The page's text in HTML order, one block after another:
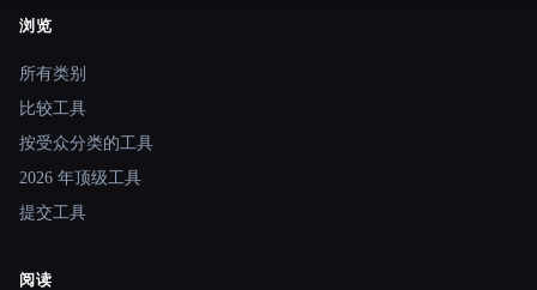
Site navigation
浏览
所有类别
比较工具
按受众分类的工具
2026 年顶级工具
提交工具
阅读